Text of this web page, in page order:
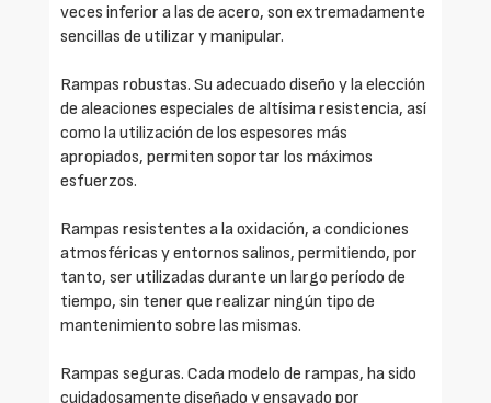
veces inferior a las de acero, son extremadamente
sencillas de utilizar y manipular.
Rampas robustas. Su adecuado diseño y la elección
de aleaciones especiales de altísima resistencia, así
como la utilización de los espesores más
apropiados, permiten soportar los máximos
esfuerzos.
Rampas resistentes a la oxidación, a condiciones
atmosféricas y entornos salinos, permitiendo, por
tanto, ser utilizadas durante un largo período de
tiempo, sin tener que realizar ningún tipo de
mantenimiento sobre las mismas.
Rampas seguras. Cada modelo de rampas, ha sido
cuidadosamente diseñado y ensayado por